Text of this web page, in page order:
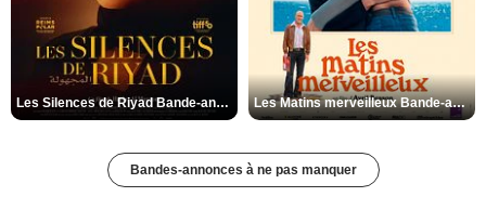
Les Silences de Riyad Bande-annonce VO STFR Les Matins merveilleux Bande-annonce VF
Bandes-annonces à ne pas manquer